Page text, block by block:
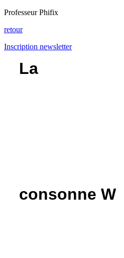
Professeur Phifix
retour
Inscription newsletter
La
consonne W